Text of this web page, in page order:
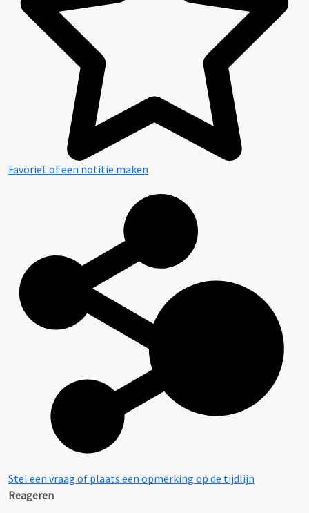
Favoriet of een notitie maken
Stel een vraag of plaats een opmerking op de tijdlijn
Reageren